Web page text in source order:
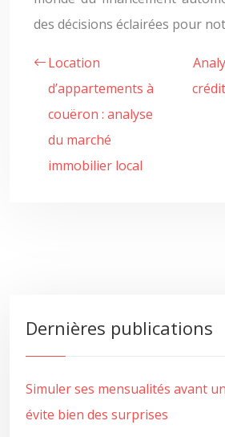
des décisions éclairées pour
Location
d’appartements à
couëron : analyse
du marché
immobilier local
Dernières publications
Simuler ses mensualités avant
évite bien des surprises